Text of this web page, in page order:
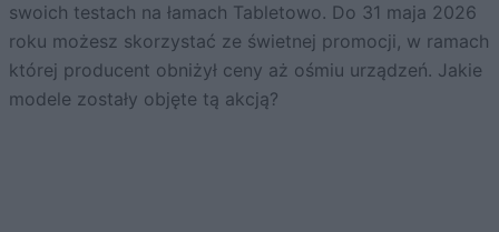
swoich testach na łamach Tabletowo. Do 31 maja 2026
roku możesz skorzystać ze świetnej promocji, w ramach
której producent obniżył ceny aż ośmiu urządzeń. Jakie
modele zostały objęte tą akcją?